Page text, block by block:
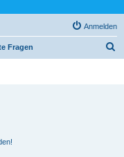
Anmelden
Fragen